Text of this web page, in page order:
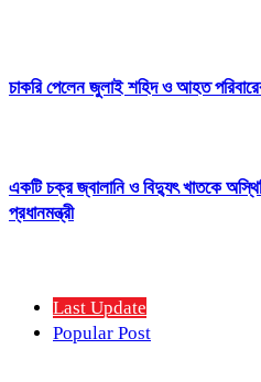
চাকরি পেলেন জুলাই শহিদ ও আহত
একটি চক্র জ্বালানি ও বিদ্যুৎ খাতকে
প্রধানমন্ত্রী
Last Update
Popular Post